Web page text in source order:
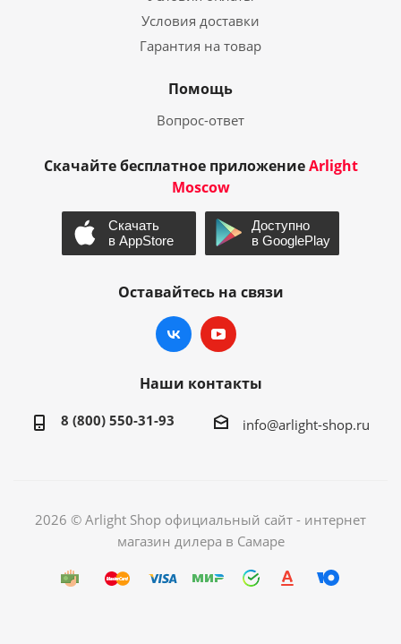
Условия доставки
Гарантия на товар
Помощь
Вопрос-ответ
Скачайте бесплатное приложениеArlight
Moscow
Оставайтесь на связи
Наши контакты
8 (800) 550-31-93 info@arlight-shop.ru
2026 © Arlight Shop официальный сайт - интернет
магазин дилера в Самаре